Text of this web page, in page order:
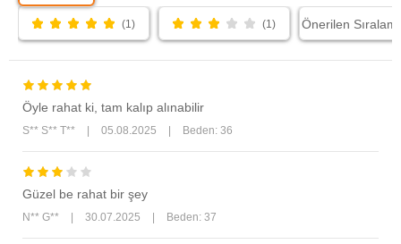
(1) (1)
Öyle rahat ki, tam kalıp alınabilir
S** S** T** 05.08.2025 Beden: 36
Güzel be rahat bir şey
N** G** 30.07.2025 Beden: 37